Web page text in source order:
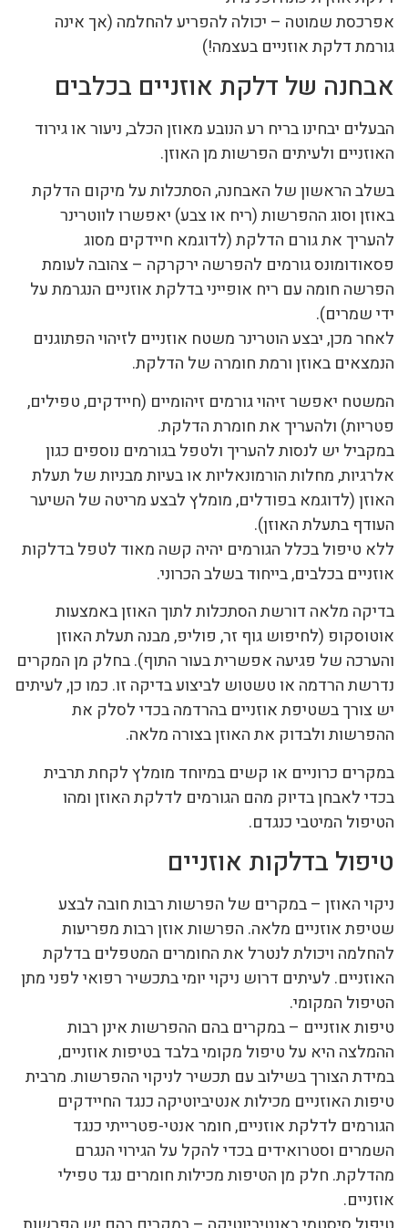
אפרכסת שמוטה – יכולה להפריע להחלמה (אך אינה
גורמת דלקת אוזניים בעצמה!)
אבחנה של דלקת אוזניים בכלבים
הבעלים יבחינו בריח רע הנובע מאוזן הכלב, ניעור או גירוד
האוזניים ולעיתים הפרשות מן האוזן.
בשלב הראשון של האבחנה, הסתכלות על מיקום הדלקת
באוזן וסוג ההפרשות (ריח או צבע) יאפשרו לווטרינר
להעריך את גורם הדלקת (לדוגמא חיידקים מסוג
פסאודומונס גורמים להפרשה ירקרקה – צהובה לעומת
הפרשה חומה עם ריח אופייני בדלקת אוזניים הנגרמת על
ידי שמרים).
לאחר מכן, יבצע הוטרינר משטח אוזניים לזיהוי הפתוגנים
הנמצאים באוזן ורמת חומרה של הדלקת.
המשטח יאפשר זיהוי גורמים זיהומיים (חיידקים, טפילים,
פטריות) ולהעריך את חומרת הדלקת.
במקביל יש לנסות להעריך ולטפל בגורמים נוספים כגון
אלרגיות, מחלות הורמונאליות או בעיות מבניות של תעלת
האוזן (לדוגמא בפודלים, מומלץ לבצע מריטה של השיער
העודף בתעלת האוזן).
ללא טיפול בכלל הגורמים יהיה קשה מאוד לטפל בדלקות
אוזניים בכלבים, בייחוד בשלב הכרוני.
בדיקה מלאה דורשת הסתכלות לתוך האוזן באמצעות
אוטוסקופ (לחיפוש גוף זר, פוליפ, מבנה תעלת האוזן
והערכה של פגיעה אפשרית בעור התוף). בחלק מן המקרים
נדרשת הרדמה או טשטוש לביצוע בדיקה זו. כמו כן, לעיתים
יש צורך בשטיפת אוזניים בהרדמה בכדי לסלק את
ההפרשות ולבדוק את האוזן בצורה מלאה.
במקרים כרוניים או קשים במיוחד מומלץ לקחת תרבית
בכדי לאבחן בדיוק מהם הגורמים לדלקת האוזן ומהו
הטיפול המיטבי כנגדם.
טיפול בדלקות אוזניים
ניקוי האוזן – במקרים של הפרשות רבות חובה לבצע
שטיפת אוזניים מלאה. הפרשות אוזן רבות מפריעות
להחלמה ויכולת לנטרל את החומרים המטפלים בדלקת
האוזניים. לעיתים דרוש ניקוי יומי בתכשיר רפואי לפני מתן
הטיפול המקומי.
טיפות אוזניים – במקרים בהם ההפרשות אינן רבות
ההמלצה היא על טיפול מקומי בלבד בטיפות אוזניים,
במידת הצורך בשילוב עם תכשיר לניקוי ההפרשות. מרבית
טיפות האוזניים מכילות אנטיביוטיקה כנגד החיידקים
הגורמים לדלקת אוזניים, חומר אנטי-פטרייתי כנגד
השמרים וסטרואידים בכדי להקל על הגירוי הנגרם
מהדלקת. חלק מן הטיפות מכילות חומרים נגד טפילי
אוזניים.